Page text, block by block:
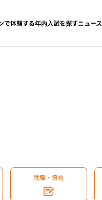
で体験する年内入試を探すニュース
就職・資格